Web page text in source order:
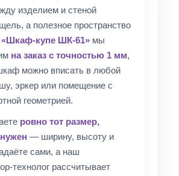
изделием и стеной
а полезное пространство
«Шкаф-купе ШК-61» мы
на заказ с точностью 1 мм,
можно вписать в любой
эркер или помещение с
геометрией.
ровно тот размер,
— ширину, высоту и
сами, а наш
технолог рассчитывает